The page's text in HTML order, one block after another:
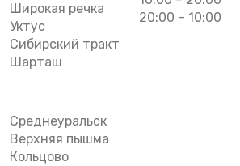
Широкая речка
Уктус
Сибирский тракт
Шарташ
20:00 – 10:00
Среднеуральск
Верхняя пышма
Кольцово